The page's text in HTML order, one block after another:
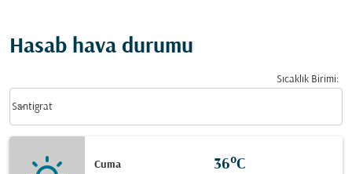
Hasab hava durumu
Sıcaklık Birimi:
Santigrat
keyboard_arrow_down
Cuma
36°C